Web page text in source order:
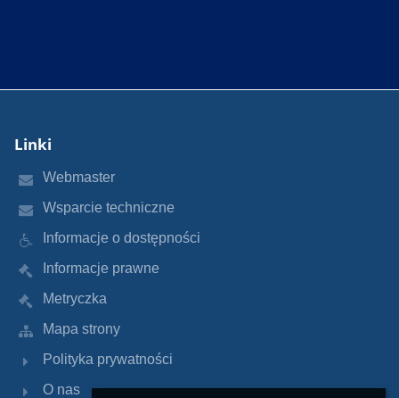
Linki
Webmaster
Wsparcie techniczne
Informacje o dostępności
Informacje prawne
Metryczka
Mapa strony
Polityka prywatności
O nas